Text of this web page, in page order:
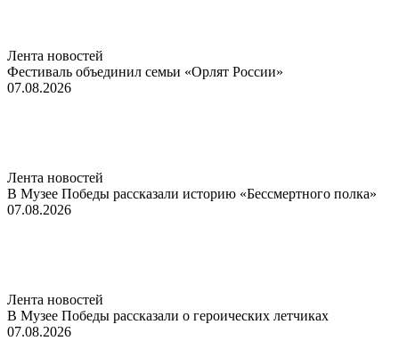
Лента новостей
Фестиваль объединил семьи «Орлят России»
07.08.2026
Лента новостей
В Музее Победы рассказали историю «Бессмертного полка»
07.08.2026
Лента новостей
В Музее Победы рассказали о героических летчиках
07.08.2026